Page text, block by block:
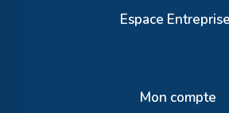
Espace
Mon compte